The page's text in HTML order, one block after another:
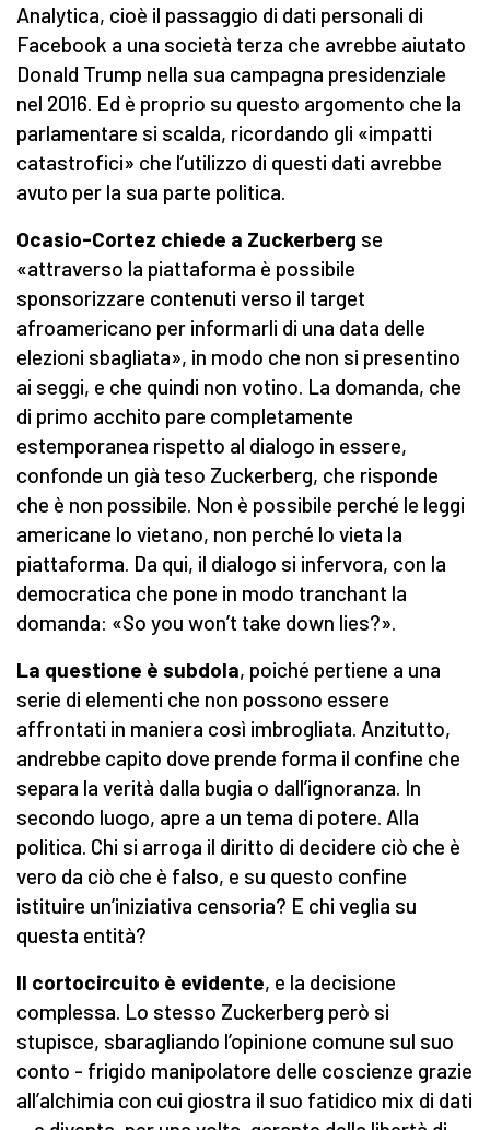
Analytica, cioè il passaggio di dati personali di
Facebook a una società terza che avrebbe aiutato
Donald Trump nella sua campagna presidenziale
nel 2016. Ed è proprio su questo argomento che la
parlamentare si scalda, ricordando gli «impatti
catastrofici» che l’utilizzo di questi dati avrebbe
avuto per la sua parte politica.
Ocasio-Cortez chiede a Zuckerberg se
«attraverso la piattaforma è possibile
sponsorizzare contenuti verso il target
afroamericano per informarli di una data delle
elezioni sbagliata», in modo che non si presentino
ai seggi, e che quindi non votino. La domanda, che
di primo acchito pare completamente
estemporanea rispetto al dialogo in essere,
confonde un già teso Zuckerberg, che risponde
che è non possibile. Non è possibile perché le leggi
americane lo vietano, non perché lo vieta la
piattaforma. Da qui, il dialogo si infervora, con la
democratica che pone in modo tranchant la
domanda: «So you won’t take down lies?».
La questione è subdola, poiché pertiene a una
serie di elementi che non possono essere
affrontati in maniera così imbrogliata. Anzitutto,
andrebbe capito dove prende forma il confine che
separa la verità dalla bugia o dall’ignoranza. In
secondo luogo, apre a un tema di potere. Alla
politica. Chi si arroga il diritto di decidere ciò che è
vero da ciò che è falso, e su questo confine
istituire un’iniziativa censoria? E chi veglia su
questa entità?
Il cortocircuito è evidente, e la decisione
complessa. Lo stesso Zuckerberg però si
stupisce, sbaragliando l’opinione comune sul suo
conto - frigido manipolatore delle coscienze grazie
all’alchimia con cui giostra il suo fatidico mix di dati